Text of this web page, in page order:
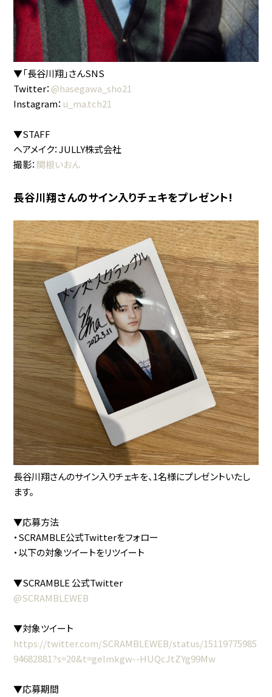
▼「長谷川翔」さんSNS
Twitter： @hasegawa_sho21
Instagram： u_ma.tch21
▼STAFF
ヘアメイク：JULLY株式会社
撮影： 関根いおん
長谷川翔さんのサイン入りチェキをプレゼント!
長谷川翔さんのサイン入りチェキを、1名様にプレゼントいたし
ます。
▼応募方法
・SCRAMBLE公式Twitterをフォロー
・以下の対象ツイートをリツイート
▼SCRAMBLE 公式Twitter
@SCRAMBLEWEB
▼対象ツイート
https://twitter.com/SCRAMBLEWEB/status/15119775985
94682881?s=20&t=gelmkgw--HUQcJtZYg99Mw
▼応募期間